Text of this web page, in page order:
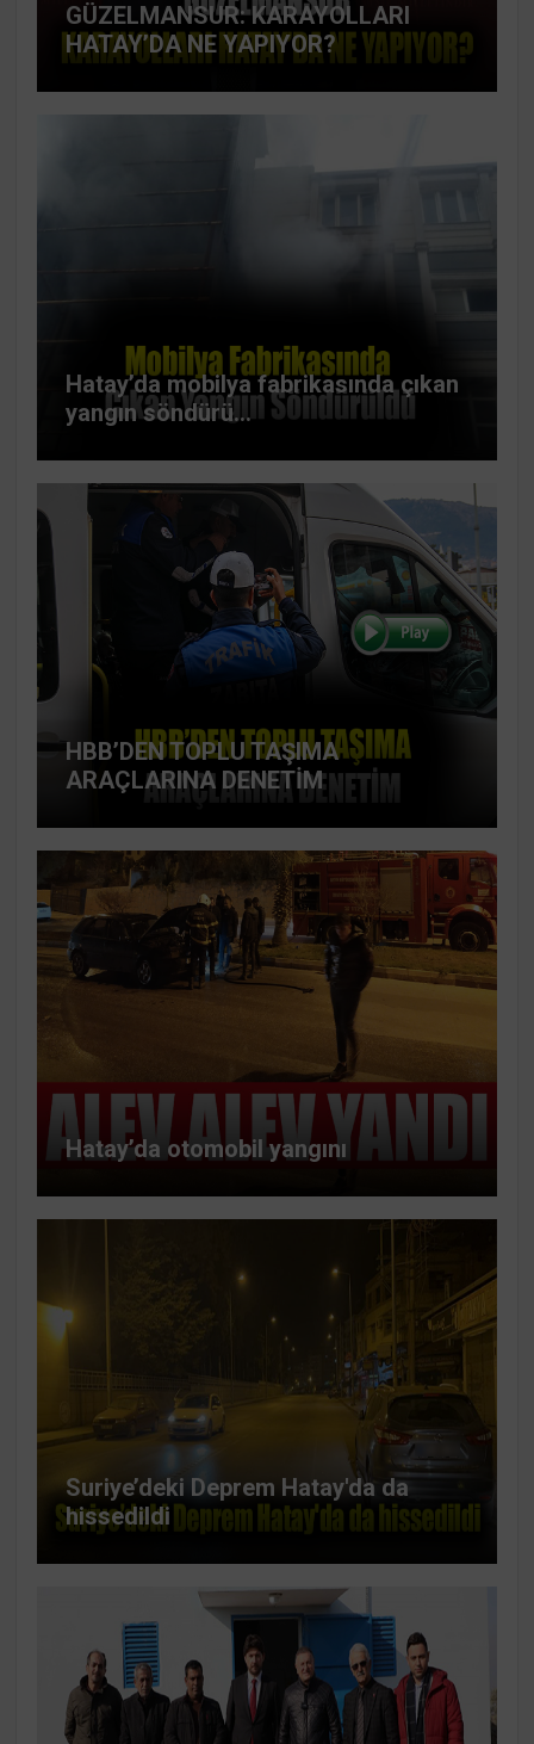
GÜZELMANSUR: KARAYOLLARI
HATAY’DA NE YAPIYOR?
Hatay’da mobilya fabrikasında çıkan
yangın söndürü...
HBB’DEN TOPLU TAŞIMA
ARAÇLARINA DENETİM
Hatay’da otomobil yangını
Suriye’deki Deprem Hatay'da da
hissedildi